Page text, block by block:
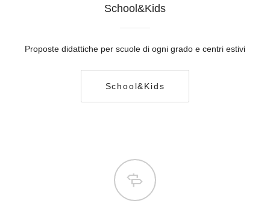
School&Kids
Proposte didattiche per scuole di ogni grado e centri estivi
School&Kids